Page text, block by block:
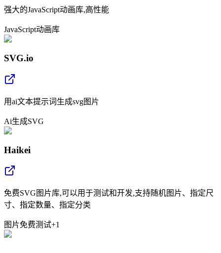
强大的JavaScript动画库,高性能
JavaScript动画库
SVG.io
用ai文本提示词生成svg图片
Ai生成SVG
Haikei
免费SVG图片库,可以用于测试和开发,支持随机图片、指定尺
寸、指定数量、指定分类
图片免费测试+1